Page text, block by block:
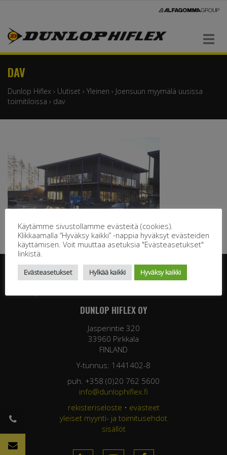
Navigaatio
DAV
Dunlop Hiflex › Uutiset › Yleinen › Joensuun myymälä uusissa
toimitiloissa › dav
DUNLOP HIFLEX OY
Jasperintie 320
33960 Pirkkala
FINLAND
Y-tunnus: 1441402-8
puh. +358 (0)20 762 5600
info@dunlophiflex.fi
rekisteriseloste • evästeet
yleiset myynti- ja toimitusehdot
sisällöt
Käytämme sivustollamme evästeitä (cookies).
Klikkaamalla “Hyväksy kaikki” -nappia hyväksyt evästeiden
käyttämisen. Voit muuttaa asetuksia "Evästeasetukset"
linkistä.
Evästeasetukset Hylkää kaikki Hyväksy kaikki